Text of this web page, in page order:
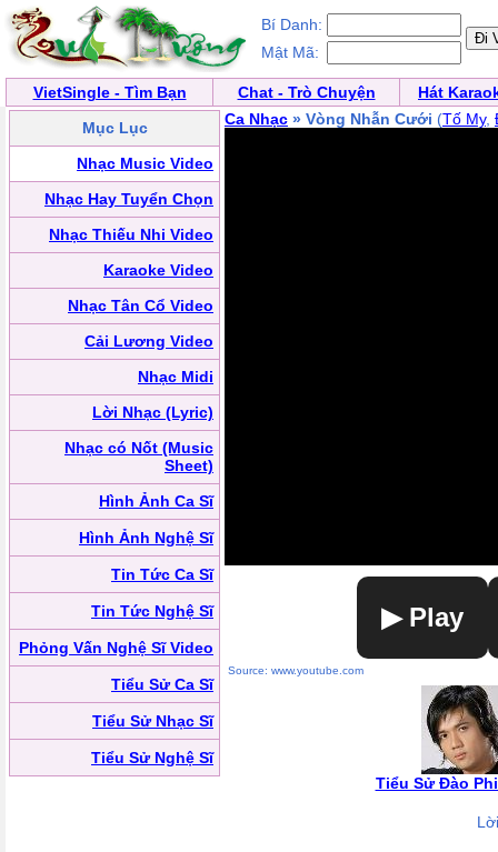
Bí Danh:
Mật Mã:
VietSingle - Tìm Bạn Chat - Trò Chuyện
Hát
Mục Lục
Nhạc Music Video
Nhạc Hay Tuyển Chọn
Nhạc Thiếu Nhi Video
Karaoke Video
Nhạc Tân Cổ Video
Cải Lương Video
Nhạc Midi
Lời Nhạc (Lyric)
Nhạc có Nốt (Music
Sheet)
Hình Ảnh Ca Sĩ
Hình Ảnh Nghệ Sĩ
Tin Tức Ca Sĩ
Tin Tức Nghệ Sĩ
Phỏng Vấn Nghệ Sĩ Video
Tiểu Sử Ca Sĩ
Tiểu Sử Nhạc Sĩ
Tiểu Sử Nghệ Sĩ
Ca Nhạc » Vòng Nhẫn Cưới (Tố My,
▶ Play
Source: www.youtube.com
Tiểu Sử Đào